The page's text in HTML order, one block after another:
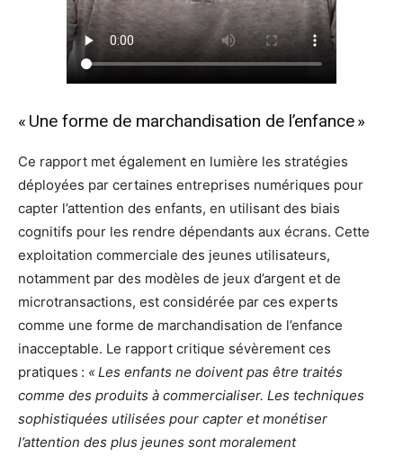
« Une forme de marchandisation de l’enfance »
Ce rapport met également en lumière les stratégies
déployées par certaines entreprises numériques pour
capter l’attention des enfants, en utilisant des biais
cognitifs pour les rendre dépendants aux écrans. Cette
exploitation commerciale des jeunes utilisateurs,
notamment par des modèles de jeux d’argent et de
microtransactions, est considérée par ces experts
comme une forme de marchandisation de l’enfance
inacceptable. Le rapport critique sévèrement ces
pratiques : « Les enfants ne doivent pas être traités
comme des produits à commercialiser. Les techniques
sophistiquées utilisées pour capter et monétiser
l’attention des plus jeunes sont moralement